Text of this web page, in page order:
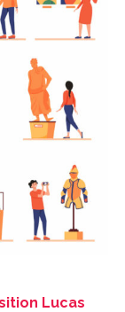
Lucas